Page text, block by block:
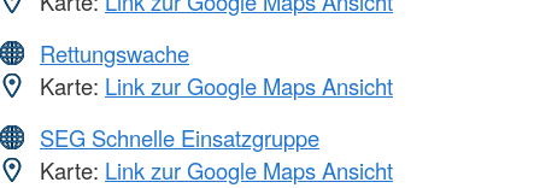
Rettungswache
Karte: Link zur Google Maps Ansicht
SEG Schnelle Einsatzgruppe
Karte: Link zur Google Maps Ansicht